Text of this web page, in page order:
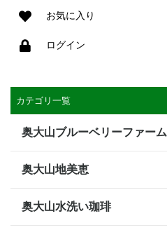
お気に入り
ログイン
カテゴリ一覧
奥大山ブルーベリーファーム
奥大山地美恵
奥大山水洗い珈琲